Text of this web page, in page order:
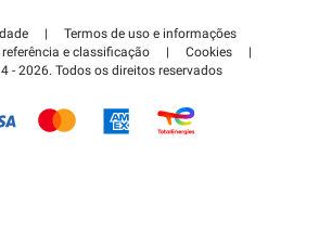
FLOW
|
Termos de uso e informações
e classificação | Cookies
|
- 2026. Todos os direitos reservados